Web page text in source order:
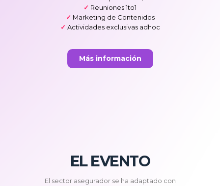
✓ Reuniones 1to1
✓ Marketing de Contenidos
✓ Actividades exclusivas adhoc
Más información
EL EVENTO
El sector asegurador se ha adaptado con